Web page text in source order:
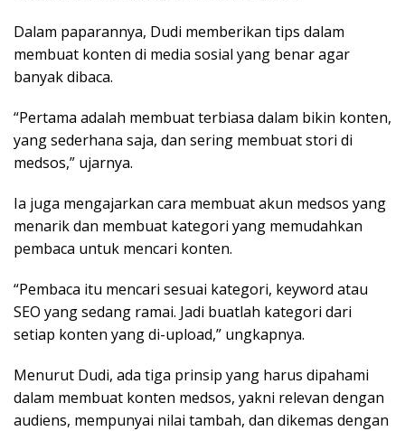
Dalam paparannya, Dudi memberikan tips dalam
membuat konten di media sosial yang benar agar
banyak dibaca.
“Pertama adalah membuat terbiasa dalam bikin konten,
yang sederhana saja, dan sering membuat stori di
medsos,” ujarnya.
Ia juga mengajarkan cara membuat akun medsos yang
menarik dan membuat kategori yang memudahkan
pembaca untuk mencari konten.
“Pembaca itu mencari sesuai kategori, keyword atau
SEO yang sedang ramai. Jadi buatlah kategori dari
setiap konten yang di-upload,” ungkapnya.
Menurut Dudi, ada tiga prinsip yang harus dipahami
dalam membuat konten medsos, yakni relevan dengan
audiens, mempunyai nilai tambah, dan dikemas dengan